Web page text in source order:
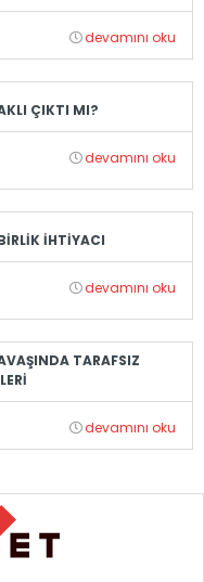
devamını oku
ÇIKTI MI?
devamını oku
İHTİYACI
devamını oku
TARAFSIZ
devamını oku